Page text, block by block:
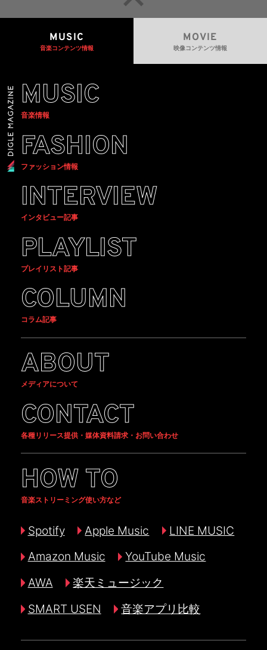
MUSIC
音楽コンテンツ情報
MOVIE
映像コンテンツ情報
MUSIC
音楽情報
FASHION
ファッション情報
INTERVIEW
インタビュー記事
PLAYLIST
プレイリスト記事
COLUMN
コラム記事
ABOUT
メディアについて
CONTACT
各種リリース提供・媒体資料請求・お問い合わせ
HOW TO
音楽ストリーミング使い方など
Spotify Apple Music
LINE MUSIC
Amazon Music
YouTube Music
AWA
楽天ミュージック
SMART USEN
音楽アプリ比較